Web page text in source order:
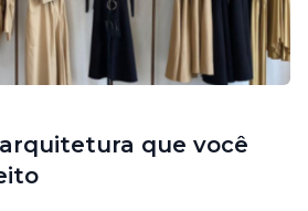
arquitetura que você